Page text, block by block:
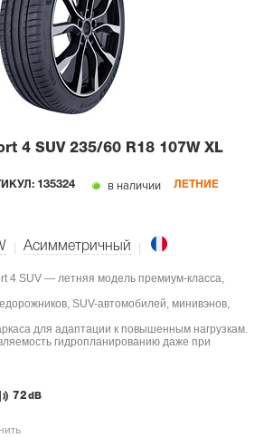
4 SUV 235/60 R18 107W XL
135324 в наличии ЛЕТНИЕ
Асимметричный
4 SUV — летняя модель премиум-класса,
SUV-автомобилей, минивэнов,
для адаптации к повышенным нагрузкам.
гидропланированию даже при
72 dB